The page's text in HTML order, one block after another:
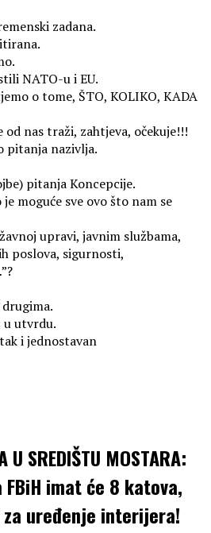
zadana.
NATO-u i EU.
o tome, ŠTO, KOLIKO, KADA
nas traži, zahtjeva, očekuje!!!
pitanja nazivlja.
pitanja Koncepcije.
moguće sve ovo što nam se
upravi, javnim službama,
poslova, sigurnosti,
u utvrdu.
i jednostavan
U SREDIŠTU MOSTARA:
imat će 8 katova,
uređenje interijera!